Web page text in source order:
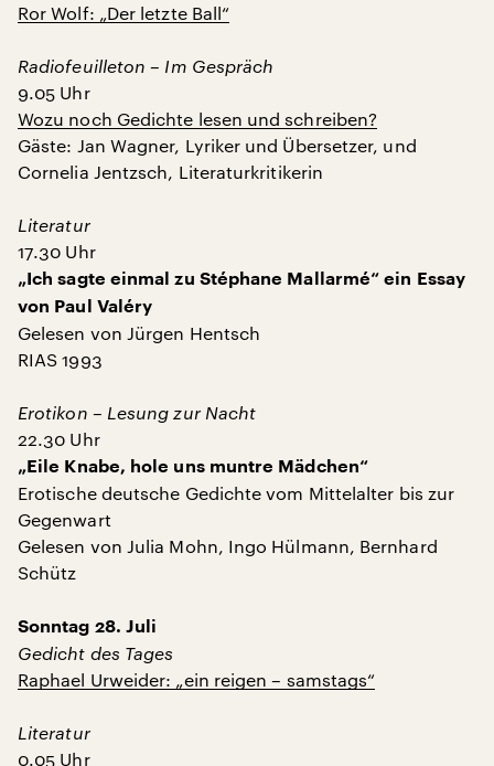
Ror Wolf: „Der letzte Ball“
Radiofeuilleton – Im Gespräch
9.05 Uhr
Wozu noch Gedichte lesen und schreiben?
Gäste: Jan Wagner, Lyriker und Übersetzer, und
Cornelia Jentzsch, Literaturkritikerin
Literatur
17.30 Uhr
„Ich sagte einmal zu Stéphane Mallarmé“ ein Essay
von Paul Valéry
Gelesen von Jürgen Hentsch
RIAS 1993
Erotikon – Lesung zur Nacht
22.30 Uhr
„Eile Knabe, hole uns muntre Mädchen“
Erotische deutsche Gedichte vom Mittelalter bis zur
Gegenwart
Gelesen von Julia Mohn, Ingo Hülmann, Bernhard
Schütz
Sonntag 28. Juli
Gedicht des Tages
Raphael Urweider: „ein reigen – samstags“
Literatur
0.05 Uhr